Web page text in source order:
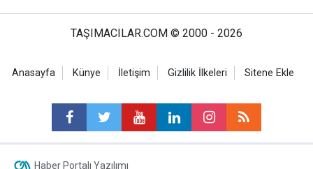
TAŞIMACILAR.COM © 2000 - 2026
Anasayfa Künye İletişim Gizlilik İlkeleri Sitene Ekle
Haber Portalı Yazılımı